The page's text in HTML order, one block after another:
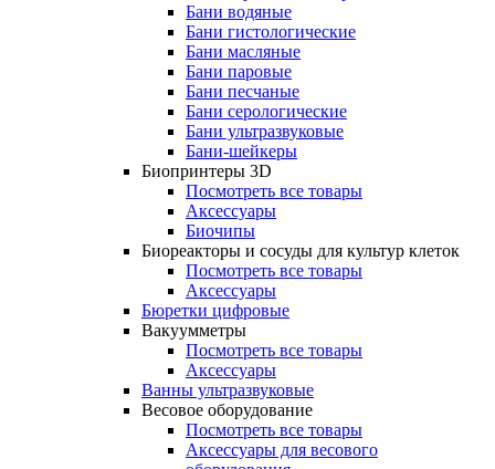
Бани водяные
Бани гистологические
Бани масляные
Бани паровые
Бани песчаные
Бани серологические
Бани ультразвуковые
Бани-шейкеры
Биопринтеры 3D
Посмотреть все товары
Аксессуары
Биочипы
Биореакторы и сосуды для культур клеток
Посмотреть все товары
Аксессуары
Бюретки цифровые
Вакуумметры
Посмотреть все товары
Аксессуары
Ванны ультразвуковые
Весовое оборудование
Посмотреть все товары
Аксессуары для весового